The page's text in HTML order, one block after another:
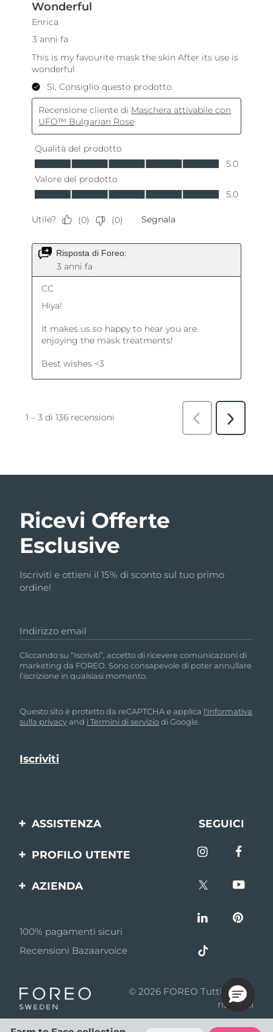
Ricevi Offerte
Esclusive
Iscriviti e ottieni il 15% di sconto sul tuo primo
ordine!
Indirizzo email
Cliccando su “Iscriviti”, accetto di ricevere comunicazioni di
marketing da FOREO. Sono consapevole di poter annullare
l’iscrizione in qualsiasi momento.
Questo sito è protetto da reCAPTCHA e applica l'informativa
sulla privacyand i Termini di serviziodi Google.
ASSISTENZA
Contattaci
batteria
SEGUICI
PROFILO UTENTE
prodotto
AZIENDA
Affiliazione
Notizie di affiliazione
Rivenditori
Termini di Utilizzo
100% pagamenti sicuri
Recensioni Bazaarvoice
© 2026 FOREO Tutti i diritti
riservati